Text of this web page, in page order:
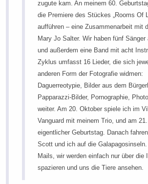
zugute kam. An meinem 60.
die Premiere des Stückes „Rooms Of
aufführen – eine Zusammenarbeit mit
Mary Jo Salter. Wir haben fünf Sänger
und außerdem eine Band mit acht
Zyklus umfasst 16 Lieder, die sich
anderen Form der Fotografie widmen:
Daguerreotypie, Bilder aus dem
Papparazzi-Bilder, Pornographie,
weiter. Am 20. Oktober spiele ich im
Vanguard mit meinem Trio, und am
eigentlicher Geburtstag. Danach
Scott und ich auf die
Mails, wir werden einfach nur über die
spazieren und uns die Tiere ansehen.